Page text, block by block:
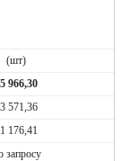
(шт)
966,30
571,36
176,41
запросу